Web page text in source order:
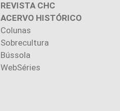
REVISTA CHC
ACERVO HISTÓRICO
Colunas
Sobrecultura
Bússola
WebSéries